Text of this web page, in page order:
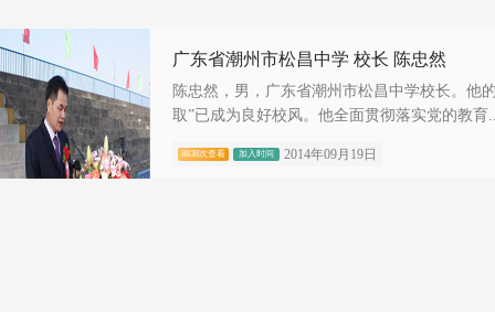
广东省潮州市松昌中学 校长 陈忠然
陈忠然，男，广东省潮州市松昌中学校长。他
取”已成为良好校风。他全面贯彻落实党的教育
8838次查看 加入时间 2014年09月19日